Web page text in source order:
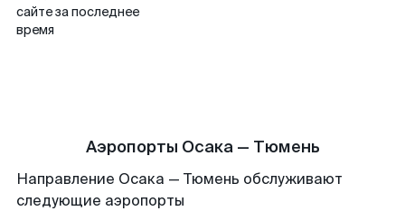
сайте за последнее
время
Аэропорты Осака — Тюмень
Направление Осака — Тюмень обслуживают
следующие аэропорты